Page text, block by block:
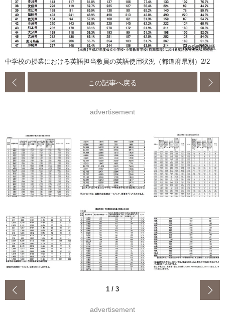
中学校の授業における英語担当教員の英語使用状況（都道府県別）2/2
この記事へ戻る
advertisement
1 / 3
advertisement